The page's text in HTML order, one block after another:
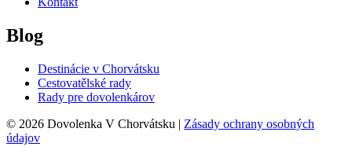
Blog
Destinácie v Chorvátsku
Cestovatělské rady
Rady pre dovolenkárov
© 2026 Dovolenka V Chorvátsku | Zásady ochrany osobných
údajov